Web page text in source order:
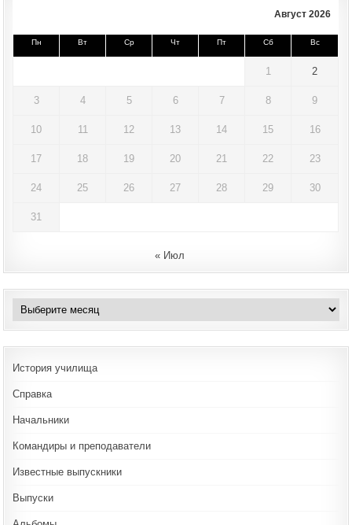
Август 2026
Пн Вт Ср Чт Пт Сб Вс
1 2
3 4 5 6 7 8 9
10 11 12 13 14 15 16
17 18 19 20 21 22 23
24 25 26 27 28 29 30
31
« Июл
Архивы
История училища
Справка
Начальники
Командиры и преподаватели
Известные выпускники
Выпуски